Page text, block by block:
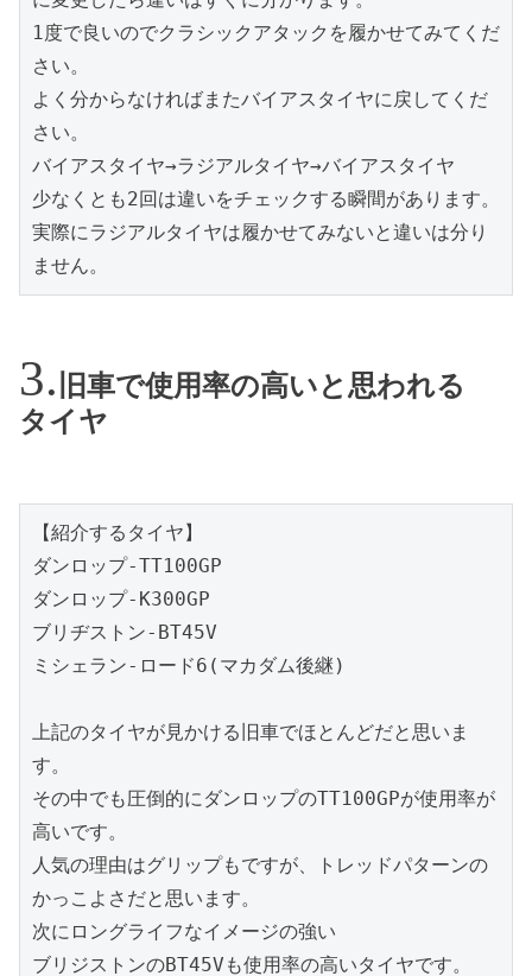
1度で良いのでクラシックアタックを履かせてみてくだ
さい。
よく分からなければまたバイアスタイヤに戻してくだ
さい。
バイアスタイヤ→ラジアルタイヤ→バイアスタイヤ
少なくとも2回は違いをチェックする瞬間があります。
実際にラジアルタイヤは履かせてみないと違いは分り
ません。
旧車で使用率の高いと思われる
タイヤ
【紹介するタイヤ】
ダンロップ-TT100GP
ダンロップ-K300GP
ブリヂストン-BT45V
ミシェラン-ロード6(マカダム後継)
上記のタイヤが見かける旧車でほとんどだと思いま
す。
その中でも圧倒的にダンロップのTT100GPが使用率が
高いです。
人気の理由はグリップもですが、トレッドパターンの
かっこよさだと思います。
次にロングライフなイメージの強い
ブリジストンのBT45Vも使用率の高いタイヤです。